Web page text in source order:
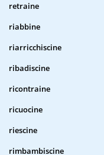
retraine
riabbine
riarricchiscine
ribadiscine
ricontraine
ricuocine
riescine
rimbambiscine